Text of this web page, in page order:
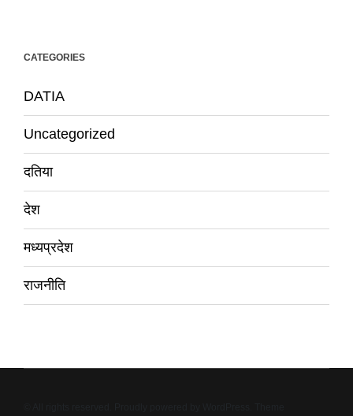
CATEGORIES
DATIA
Uncategorized
दतिया
देश
मध्यप्रदेश
राजनीति